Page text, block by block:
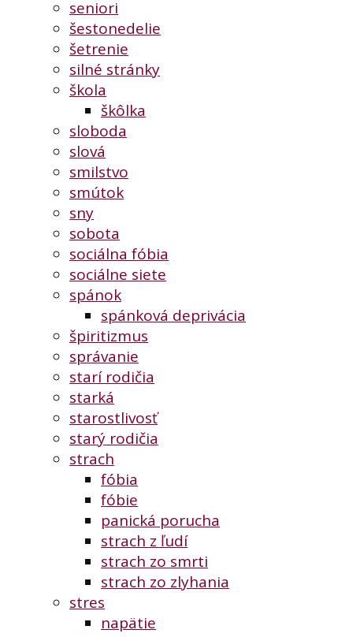
seniori
šestonedelie
šetrenie
silné stránky
škola
škôlka
sloboda
slová
smilstvo
smútok
sny
sobota
sociálna fóbia
sociálne siete
spánok
spánková deprivácia
špiritizmus
správanie
starí rodičia
starká
starostlivosť
starý rodičia
strach
fóbia
fóbie
panická porucha
strach z ľudí
strach zo smrti
strach zo zlyhania
stres
napätie